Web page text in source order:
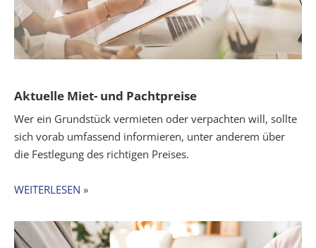
Aktuelle Miet- und Pachtpreise
Wer ein Grundstück vermieten oder verpachten will, sollte
sich vorab umfassend informieren, unter anderem über
die Festlegung des richtigen Preises.
WEITERLESEN »